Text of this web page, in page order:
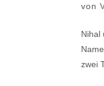
von
Nihal
zwei